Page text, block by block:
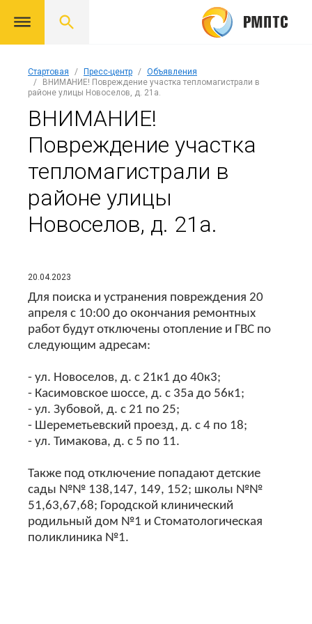
Стартовая Пресс-центр
Объявления
ВНИМАНИЕ! Повреждение участка тепломагистрали в
районе улицы Новоселов, д. 21а.
ВНИМАНИЕ!
Повреждение участка
тепломагистрали в
районе улицы
Новоселов, д. 21а.
20.04.2023
Для поиска и устранения повреждения 20
апреля с 10:00 до окончания ремонтных
работ будут отключены отопление и ГВС по
следующим адресам:
- ул. Новоселов, д. с 21к1 до 40к3;
- Касимовское шоссе, д. с 35а до 56к1;
- ул. Зубовой, д. с 21 по 25;
- Шереметьевский проезд, д. с 4 по 18;
- ул. Тимакова, д. с 5 по 11.
Также под отключение попадают детские
сады №№ 138,147, 149, 152; школы №№
51,63,67,68; Городской клинический
родильный дом №1 и Стоматологическая
поликлиника №1.